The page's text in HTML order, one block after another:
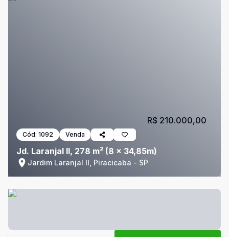
Cód: 1092 Venda
Jd. Laranjal II, 278 m² (8 x 34,85m)
Jardim Laranjal II, Piracicaba - SP
R$ 210.000,00